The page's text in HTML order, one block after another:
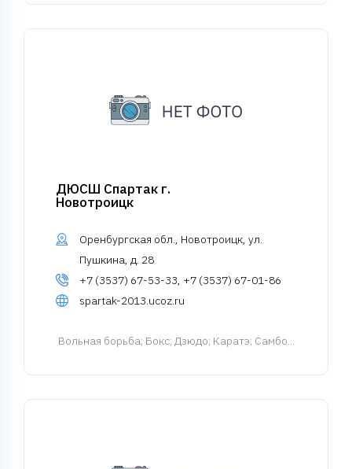
ДЮСШ Спартак г.
Новотроицк
Оренбургская обл., Новотроицк, ул.
Пушкина, д. 28
+7 (3537) 67-53-33, +7 (3537) 67-01-86
spartak-2013.ucoz.ru
Вольная борьба; Бокс; Дзюдо; Каратэ; Самбо...